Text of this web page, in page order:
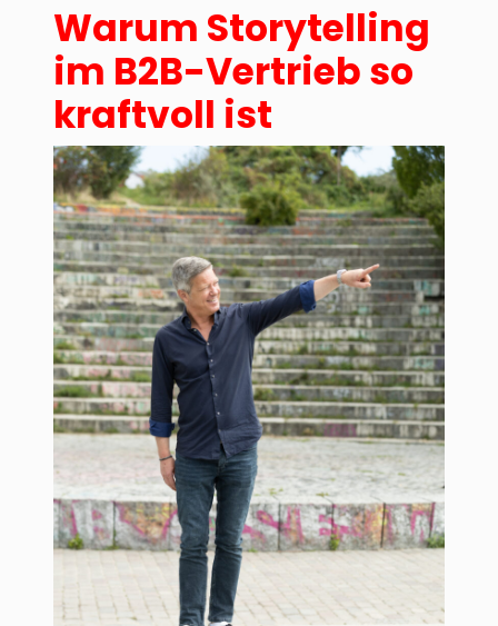
Warum Storytelling
im B2B-Vertrieb so
kraftvoll ist